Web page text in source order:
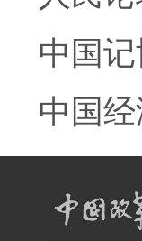
中国
中国